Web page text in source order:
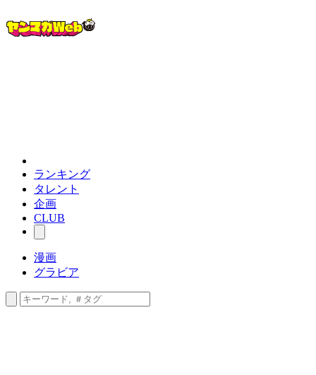
ランキング
タレント
企画
CLUB
漫画
グラビア